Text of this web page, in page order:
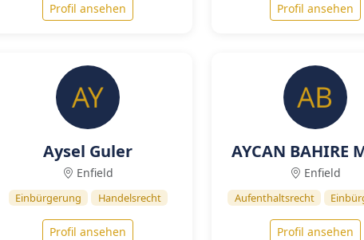
Profil ansehen Profil ansehen
Aysel Guler
Enfield
Einbürgerung Handelsrecht
Profil ansehen
AYCAN BAHIRE
Enfield
Aufenthaltsrecht
Profil ansehen